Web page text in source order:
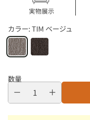
実物展示
カラー:TIM ベージュ
数量